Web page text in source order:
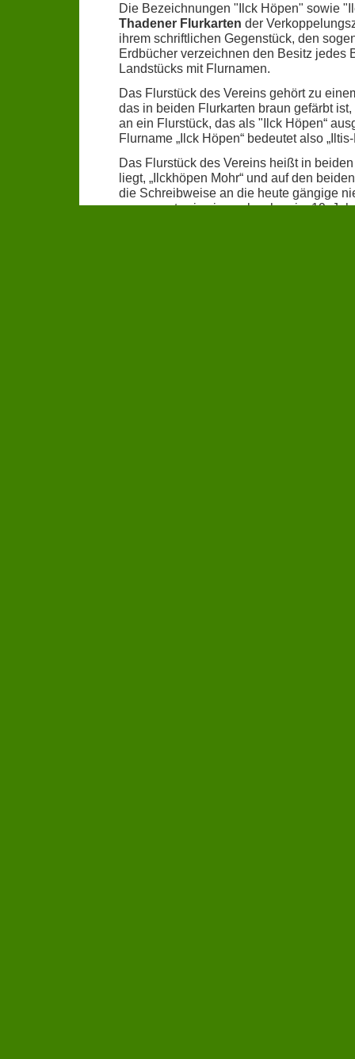
Die Bezeichnungen "Ilck Höpen" sowie
Thadener Flurkarten der
ihrem schriftlichen Gegenstück, den
Erdbücher verzeichnen den Besitz jedes
Landstücks mit Flurnamen.
Das Flurstück des Vereins gehört zu
das in beiden Flurkarten braun gefärbt
an ein Flurstück, das als "Ilck Höpen“
Flurname „Ilck Höpen“ bedeutet also
Das Flurstück des Vereins heißt in
liegt, „Ilckhöpen Mohr“ und auf den
die Schreibweise an die heute gängige
angepasst, wie sie auch schon im 19.